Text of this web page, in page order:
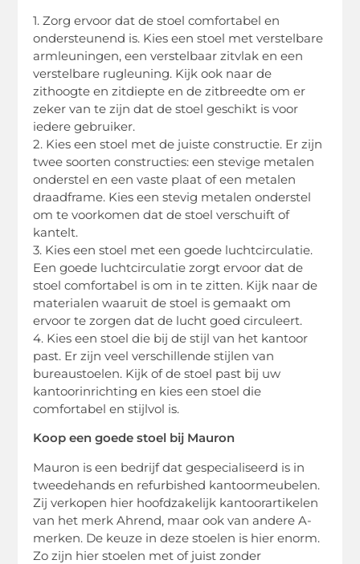
1. Zorg ervoor dat de stoel comfortabel en
ondersteunend is. Kies een stoel met verstelbare
armleuningen, een verstelbaar zitvlak en een
verstelbare rugleuning. Kijk ook naar de
zithoogte en zitdiepte en de zitbreedte om er
zeker van te zijn dat de stoel geschikt is voor
iedere gebruiker.
2. Kies een stoel met de juiste constructie. Er zijn
twee soorten constructies: een stevige metalen
onderstel en een vaste plaat of een metalen
draadframe. Kies een stevig metalen onderstel
om te voorkomen dat de stoel verschuift of
kantelt.
3. Kies een stoel met een goede luchtcirculatie.
Een goede luchtcirculatie zorgt ervoor dat de
stoel comfortabel is om in te zitten. Kijk naar de
materialen waaruit de stoel is gemaakt om
ervoor te zorgen dat de lucht goed circuleert.
4. Kies een stoel die bij de stijl van het kantoor
past. Er zijn veel verschillende stijlen van
bureaustoelen. Kijk of de stoel past bij uw
kantoorinrichting en kies een stoel die
comfortabel en stijlvol is.
Koop een goede stoel bij Mauron
Mauron is een bedrijf dat gespecialiseerd is in
tweedehands en refurbished kantoormeubelen.
Zij verkopen hier hoofdzakelijk kantoorartikelen
van het merk Ahrend, maar ook van andere A-
merken. De keuze in deze stoelen is hier enorm.
Zo zijn hier stoelen met of juist zonder